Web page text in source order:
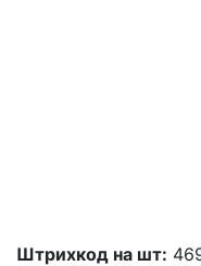
Штрихкод на шт: